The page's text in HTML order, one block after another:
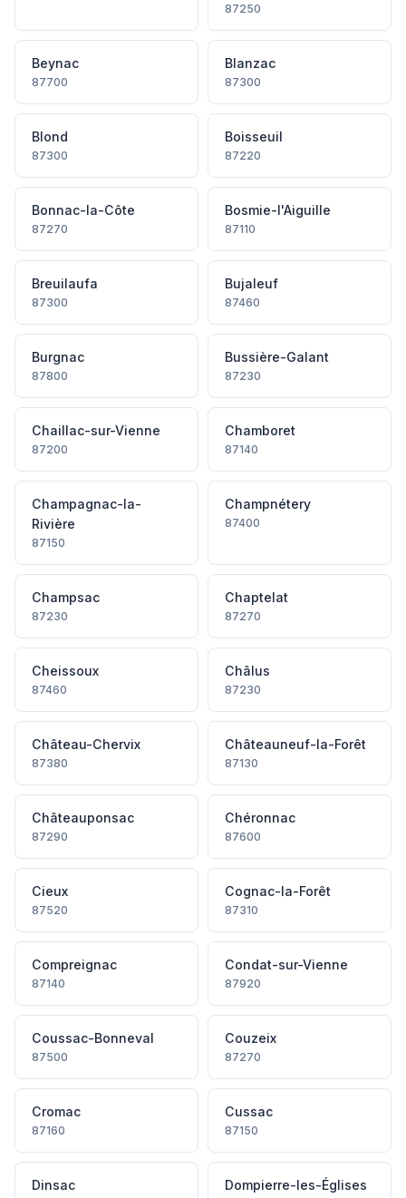
87250
Beynac
87700
Blanzac
87300
Blond
87300
Boisseuil
87220
Bonnac-la-Côte
87270
Bosmie-l'Aiguille
87110
Breuilaufa
87300
Bujaleuf
87460
Burgnac
87800
Bussière-Galant
87230
Chaillac-sur-Vienne
87200
Chamboret
87140
Champagnac-la-
Rivière
87150
Champnétery
87400
Champsac
87230
Chaptelat
87270
Cheissoux
87460
Châlus
87230
Château-Chervix
87380
Châteauneuf-la-Forêt
87130
Châteauponsac
87290
Chéronnac
87600
Cieux
87520
Cognac-la-Forêt
87310
Compreignac
87140
Condat-sur-Vienne
87920
Coussac-Bonneval
87500
Couzeix
87270
Cromac
87160
Cussac
87150
Dinsac Dompierre-les-Églises